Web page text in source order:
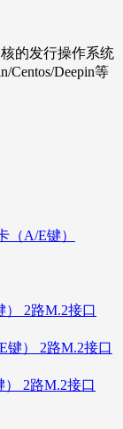
的发行操作系统
Centos/Deepin等
（A/E键）
2路M.2接口
2路M.2接口
2路M.2接口